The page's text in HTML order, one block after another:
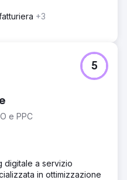
+3
e PPC
5
digitale a servizio
in ottimizzazione